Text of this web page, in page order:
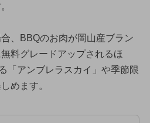
、BBQのお肉が岡山産ブラン
料グレードアップされるほ
「アンブレラスカイ」や季節限
めます。